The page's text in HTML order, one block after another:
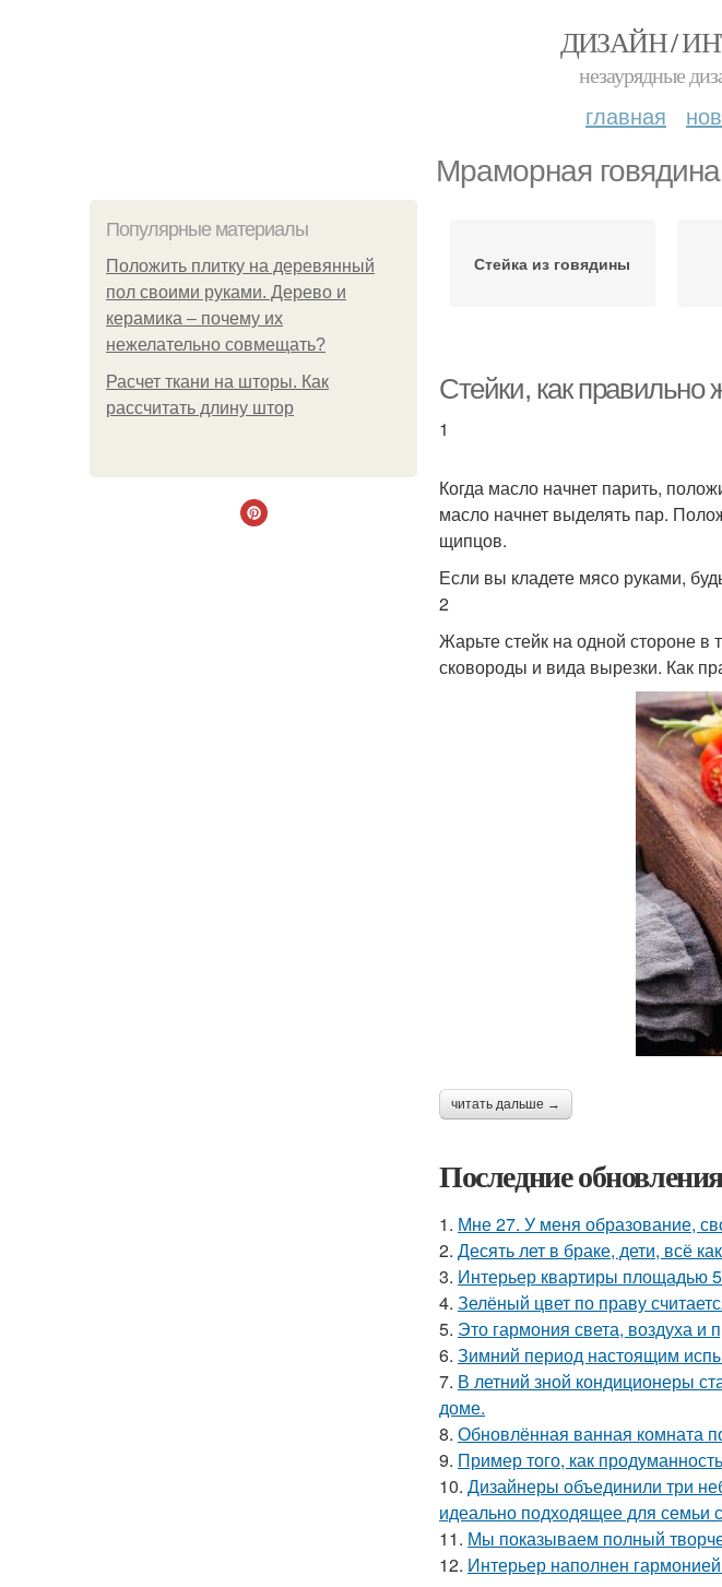
ДИЗАЙН /
незаурядные
главная
Мраморная говядина
Популярные материалы
Положить плитку на деревянный
пол своими руками. Дерево и
керамика – почему их
нежелательно совмещать?
Расчет ткани на шторы. Как
рассчитать длину штор
Стейка из говядины
Стейки, как правильно
1
Когда масло начнет парить,
масло начнет выделять пар.
щипцов.
Если вы кладете мясо руками,
2
Жарьте стейк на одной стороне в
сковороды и вида вырезки. Как
читать дальше →
Последние
1. Мне 27. У меня образование,
2. Десять лет в браке, дети, всё
3. Интерьер квартиры площадью
4. Зелёный цвет по праву
5. Это гармония света, воздуха и
6. Зимний период настоящим
7. В летний зной кондиционеры
доме.
8. Обновлённая ванная комната
9. Пример того, как
10. Дизайнеры объединили три
идеально подходящее для семьи
11. Мы показываем полный
12. Интерьер наполнен